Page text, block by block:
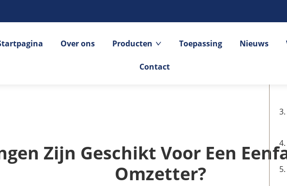
Over ons Producten Toepassing Nieuws
Contact
Zijn Geschikt Voor Een
Omzetter?